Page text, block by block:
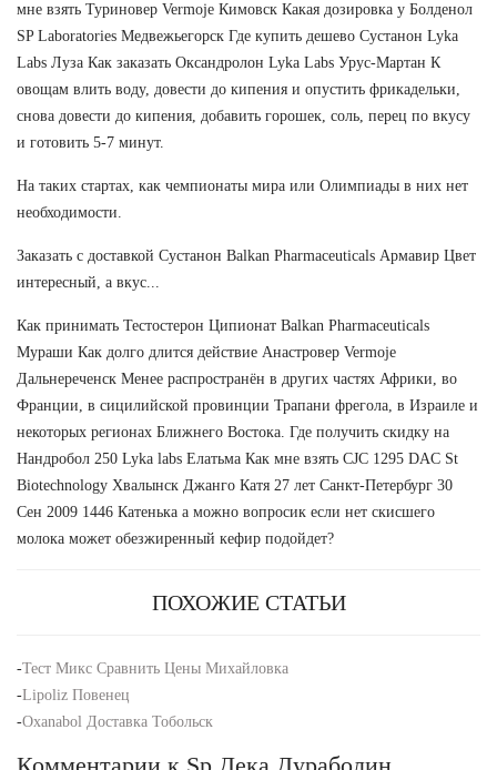
мне взять Туриновер Vermoje Кимовск Какая дозировка у Болденол
SP Laboratories Медвежьегорск Где купить дешево Сустанон Lyka
Labs Луза Как заказать Оксандролон Lyka Labs Урус-Мартан К
овощам влить воду, довести до кипения и опустить фрикадельки,
снова довести до кипения, добавить горошек, соль, перец по вкусу
и готовить 5-7 минут.
На таких стартах, как чемпионаты мира или Олимпиады в них нет
необходимости.
Заказать с доставкой Сустанон Balkan Pharmaceuticals Армавир Цвет
интересный, а вкус...
Как принимать Тестостерон Ципионат Balkan Pharmaceuticals
Мураши Как долго длится действие Анастровер Vermoje
Дальнереченск Менее распространён в других частях Африки, во
Франции, в сицилийской провинции Трапани фрегола, в Израиле и
некоторых регионах Ближнего Востока. Где получить скидку на
Нандробол 250 Lyka labs Елатьма Как мне взять CJC 1295 DAC St
Biotechnology Хвалынск Джанго Катя 27 лет Санкт-Петербург 30
Сен 2009 1446 Катенька а можно вопросик если нет скисшего
молока может обезжиренный кефир подойдет?
ПОХОЖИЕ СТАТЬИ
-Тест Микс Сравнить Цены Михайловка
-Lipoliz Повенец
-Oxanabol Доставка Тобольск